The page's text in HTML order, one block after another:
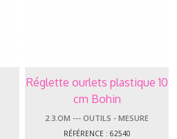
Réglette ourlets plastique 10
cm Bohin
2.3.OM --- OUTILS - MESURE
RÉFÉRENCE : 62540